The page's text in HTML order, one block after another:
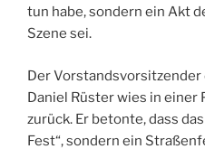
tun habe, sondern ein Akt
Szene sei.
Der Vorstandsvorsitzender
Daniel Rüster wies in
zurück. Er betonte, dass
Fest“, sondern ein